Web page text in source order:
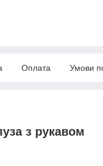
Оплата Умови
з рукавом